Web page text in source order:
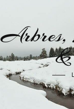
Arbres,